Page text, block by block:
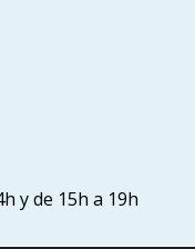
y de 15h a 19h